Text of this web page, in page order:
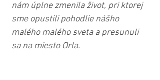
nám úplne zmenila život, pri ktorej
sme opustili pohodlie nášho
malého malého sveta a presunuli
sa na miesto Orla.